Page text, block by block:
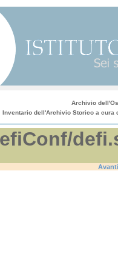
Archivio
Inventario dell'Archivio Storico a cura
Avanti